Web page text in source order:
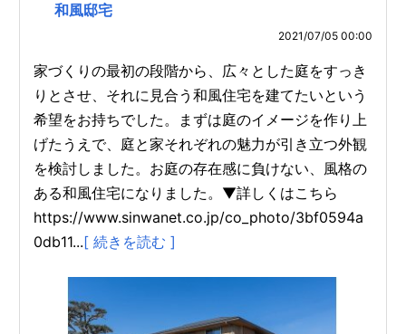
和風邸宅
2021/07/05 00:00
家づくりの最初の段階から、広々とした庭をすっき
りとさせ、それに見合う和風住宅を建てたいという
希望をお持ちでした。まずは庭のイメージを作り上
げたうえで、庭と家それぞれの魅力が引き立つ外観
を検討しました。お庭の存在感に負けない、風格の
ある和風住宅になりました。▼詳しくはこちら
https://www.sinwanet.co.jp/co_photo/3bf0594a
0db11...[ 続きを読む ]